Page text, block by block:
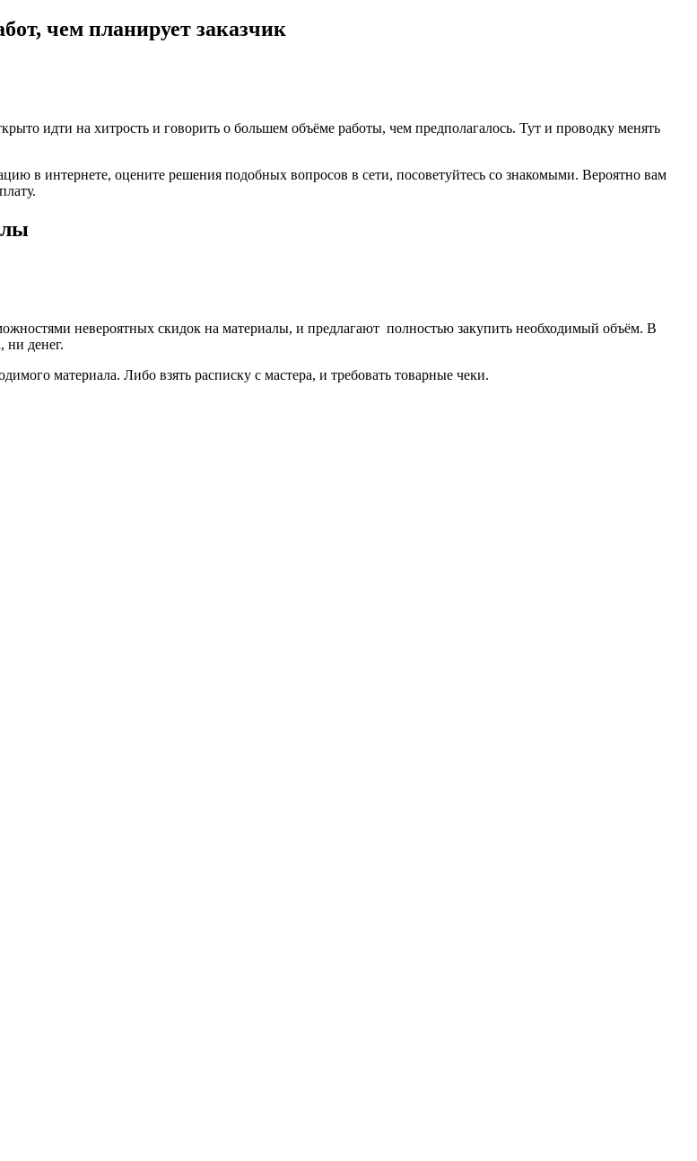
чем планирует заказчик
идти на хитрость и говорить о большем объёме работы, чем предполагалось. Тут и проводку менять
в интернете, оцените решения подобных вопросов в сети, посоветуйтесь со знакомыми. Вероятно вам
невероятных скидок на материалы, и предлагают полностью закупить необходимый объём. В
ни денег.
материала. Либо взять расписку с мастера, и требовать товарные чеки.